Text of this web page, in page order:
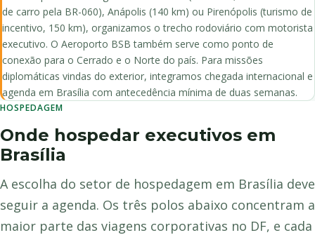
de carro pela BR-060), Anápolis (140 km) ou Pirenópolis (turismo de
incentivo, 150 km), organizamos o trecho rodoviário com motorista
executivo. O Aeroporto BSB também serve como ponto de
conexão para o Cerrado e o Norte do país. Para missões
diplomáticas vindas do exterior, integramos chegada internacional e
agenda em Brasília com antecedência mínima de duas semanas.
HOSPEDAGEM
Onde hospedar executivos em
Brasília
A escolha do setor de hospedagem em Brasília deve
seguir a agenda. Os três polos abaixo concentram a
maior parte das viagens corporativas no DF, e cada